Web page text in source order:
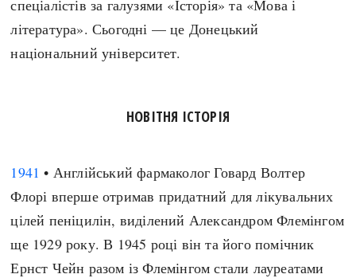
спеціалістів за галузями «Історія» та «Мова і
література». Сьогодні — це Донецький
національний університет.
НОВІТНЯ ІСТОРІЯ
1941 • Англійський фармаколог Говард Волтер
Флорі вперше отримав придатний для лікувальних
цілей пеніцилін, виділений Александром Флемінгом
ще 1929 року. В 1945 році він та його помічник
Ернст Чейн разом із Флемінгом стали лауреатами